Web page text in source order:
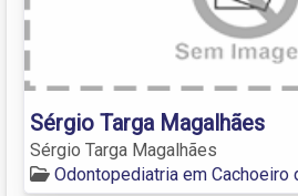
Sérgio Targa Magalhães
Sérgio Targa Magalhães
Odontopediatria em Cachoeiro